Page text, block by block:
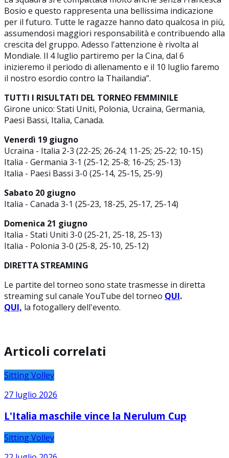
Bosio e questo rappresenta una bellissima indicazione
per il futuro. Tutte le ragazze hanno dato qualcosa in più,
assumendosi maggiori responsabilità e contribuendo alla
crescita del gruppo. Adesso l'attenzione è rivolta al
Mondiale. Il 4 luglio partiremo per la Cina, dal 6
inizieremo il periodo di allenamento e il 10 luglio faremo
il nostro esordio contro la Thailandia”.
TUTTI I RISULTATI DEL TORNEO FEMMINILE
Girone unico: Stati Uniti, Polonia, Ucraina, Germania,
Paesi Bassi, Italia, Canada.
Venerdì 19 giugno
Ucraina - Italia 2-3 (22-25; 26-24; 11-25; 25-22; 10-15)
Italia - Germania 3-1 (25-12; 25-8; 16-25; 25-13)
Italia - Paesi Bassi 3-0 (25-14, 25-15, 25-9)
Sabato 20 giugno
Italia - Canada 3-1 (25-23, 18-25, 25-17, 25-14)
Domenica 21 giugno
Italia - Stati Uniti 3-0 (25-21, 25-18, 25-13)
Italia - Polonia 3-0 (25-8, 25-10, 25-12)
DIRETTA STREAMING
Le partite del torneo sono state trasmesse in diretta
streaming sul canale YouTube del torneo QUI.
QUI, la fotogallery dell'evento.
Articoli correlati
Sitting Volley
27 luglio 2026
L'Italia maschile vince la Nerulum Cup
Sitting Volley